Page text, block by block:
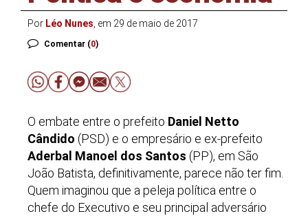
Por Léo Nunes , em 29 de maio de 2017
Comentar (0)
O embate entre o prefeito Daniel Netto
Cândido (PSD) e o empresário e ex-prefeito
Aderbal Manoel dos Santos (PP), em São
João Batista, definitivamente, parece não ter fim.
Quem imaginou que a peleja política entre o
chefe do Executivo e seu principal adversário